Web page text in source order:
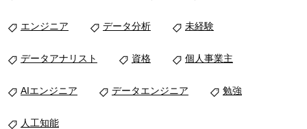
エンジニア データ分析 未経験
データアナリスト 資格 個人事業主
AIエンジニア データエンジニア 勉強
人工知能